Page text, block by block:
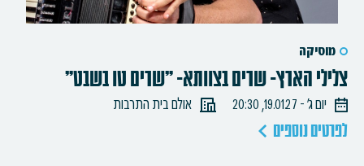
מוסיקה
צלילי הארץ- שרים בצוותא- "שרים טו בשבט"
יום ג׳ - 19.01.27, 20:30 אולם בית התרבות
לפרטים נוספים